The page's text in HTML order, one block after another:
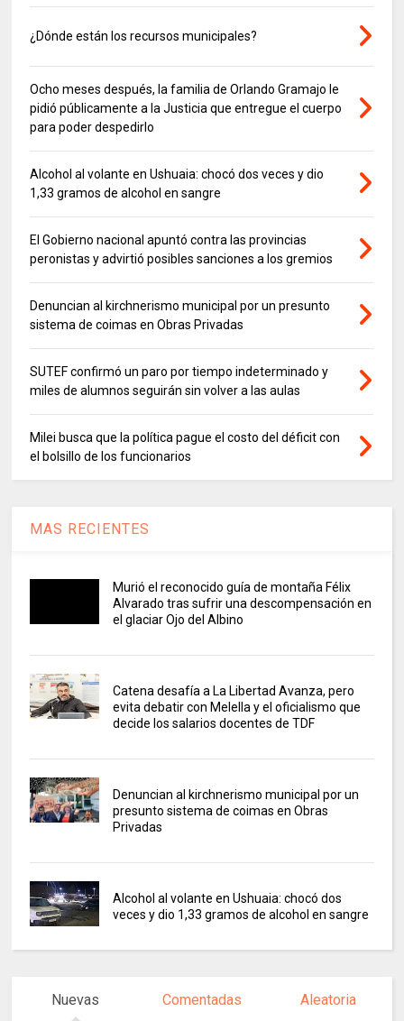
¿Dónde están los recursos municipales?
Ocho meses después, la familia de Orlando Gramajo le
pidió públicamente a la Justicia que entregue el cuerpo
para poder despedirlo
Alcohol al volante en Ushuaia: chocó dos veces y dio
1,33 gramos de alcohol en sangre
El Gobierno nacional apuntó contra las provincias
peronistas y advirtió posibles sanciones a los gremios
Denuncian al kirchnerismo municipal por un presunto
sistema de coimas en Obras Privadas
SUTEF confirmó un paro por tiempo indeterminado y
miles de alumnos seguirán sin volver a las aulas
Milei busca que la política pague el costo del déficit con
el bolsillo de los funcionarios
MAS RECIENTES
Murió el reconocido guía de montaña Félix
Alvarado tras sufrir una descompensación en
el glaciar Ojo del Albino
Catena desafía a La Libertad Avanza, pero
evita debatir con Melella y el oficialismo que
decide los salarios docentes de TDF
Denuncian al kirchnerismo municipal por un
presunto sistema de coimas en Obras
Privadas
Alcohol al volante en Ushuaia: chocó dos
veces y dio 1,33 gramos de alcohol en sangre
Nuevas Comentadas Aleatoria